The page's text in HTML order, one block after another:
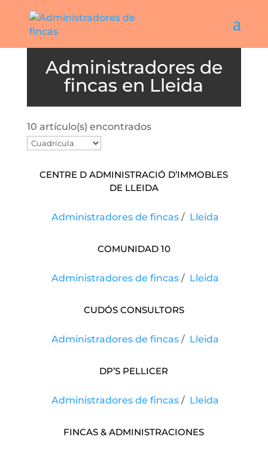
Lleida
10 artículo(s) encontrados
Centre D Administració D’immobles
De Lleida
Administradores de fincas/ Lleida
Comunidad 10
Administradores de fincas/ Lleida
Cudós Consultors
Administradores de fincas/ Lleida
Dp’s Pellicer
Administradores de fincas/ Lleida
Fincas & Administraciones